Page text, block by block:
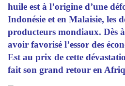
huile est à l’origine d’une
Indonésie et en Malaisie, les
producteurs mondiaux. Dès
avoir favorisé l’essor des
Est au prix de cette
fait son grand retour en